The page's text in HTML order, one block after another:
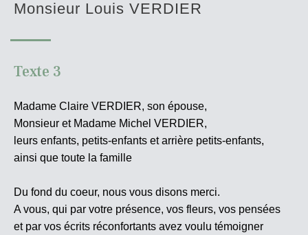
Monsieur Louis VERDIER
Texte 3
Madame Claire VERDIER, son épouse,
Monsieur et Madame Michel VERDIER,
leurs enfants, petits-enfants et arrière petits-enfants,
ainsi que toute la famille
Du fond du coeur, nous vous disons merci.
A vous, qui par votre présence, vos fleurs, vos pensées
et par vos écrits réconfortants avez voulu témoigner